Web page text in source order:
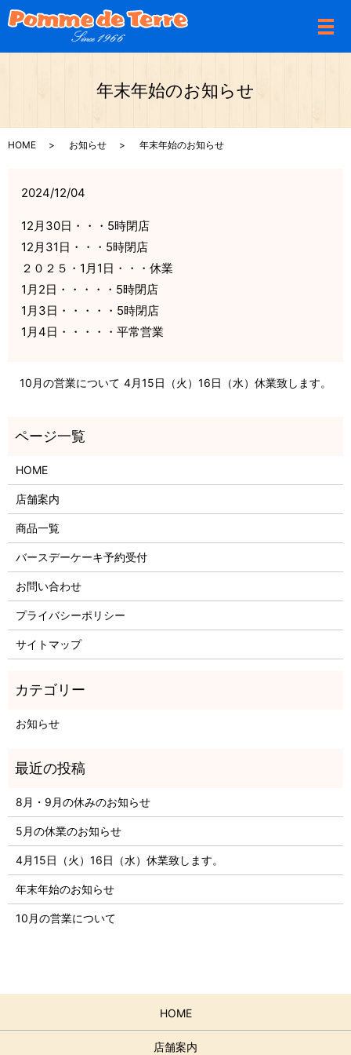
メ
年末年始のお知らせ
HOME お知らせ 年末年始のお知らせ
2024/12/04
12月30日・・・5時閉店
12月31日・・・5時閉店
２０２５・1月1日・・・休業
1月2日・・・・・5時閉店
1月3日・・・・・5時閉店
1月4日・・・・・平常営業
10月の営業について 4月15日（火）16日（水）休業致します。
HOME
店舗案内
商品一覧
バースデーケーキ予約受付
お問い合わせ
プライバシーポリシー
サイトマップ
お知らせ
8月・9月の休みのお知らせ
5月の休業のお知らせ
4月15日（火）16日（水）休業致します。
年末年始のお知らせ
10月の営業について
HOME
店舗案内